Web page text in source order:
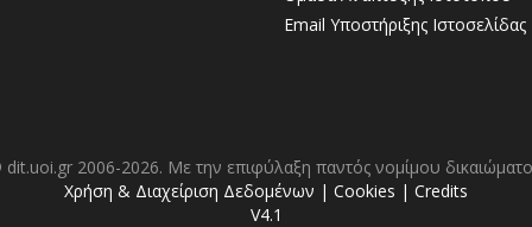
Email Υποστήριξης Ιστοσελίδας
2006-2026. Με την επιφύλαξη παντός νομίμου
Χρήση & Διαχείριση Δεδομένων | Cookies | Credits
V4.1